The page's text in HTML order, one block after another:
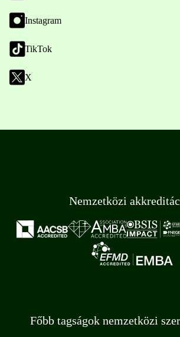
Instagram
TikTok
X
Nemzetközi
Főbb tagságok nemzetközi